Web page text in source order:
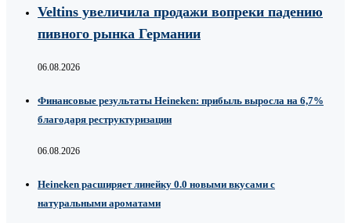
Veltins увеличила продажи вопреки падению
пивного рынка Германии
06.08.2026
Финансовые результаты Heineken: прибыль выросла на 6,7%
благодаря реструктуризации
06.08.2026
Heineken расширяет линейку 0.0 новыми вкусами с
натуральными ароматами